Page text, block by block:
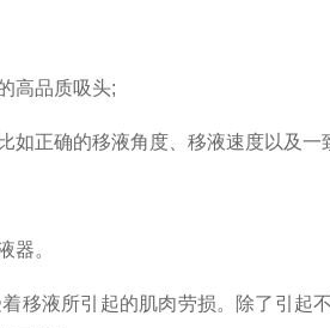
高品质吸头;
如正确的移液角度、移液速度以及一
器。
移液所引起的肌肉劳损。除了引起